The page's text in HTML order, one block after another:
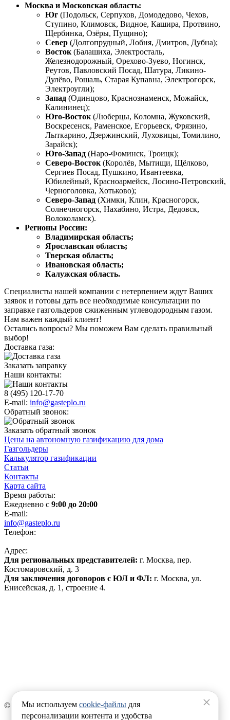
Москва и Московская область:
Юг (Подольск, Серпухов, Домодедово, Чехов,
Ступино, Климовск, Видное, Кашира, Протвино,
Щербинка, Озёры, Пущино);
Север (Долгопрудный, Лобня, Дмитров, Дубна);
Восток (Балашиха, Электросталь,
Железнодорожный, Орехово-Зуево, Ногинск,
Реутов, Павловский Посад, Шатура, Ликино-
Дулёво, Рошаль, Старая Купавна, Электрогорск,
Электроугли);
Запад (Одинцово, Краснознаменск, Можайск,
Калининец);
Юго-Восток (Люберцы, Коломна, Жуковский,
Воскресенск, Раменское, Егорьевск, Фрязино,
Лыткарино, Дзержинский, Луховицы, Томилино,
Зарайск);
Юго-Запад (Наро-Фоминск, Троицк);
Северо-Восток (Королёв, Мытищи, Щёлково,
Сергиев Посад, Пушкино, Ивантеевка,
Юбилейный, Красноармейск, Лосино-Петровский,
Черноголовка, Хотьково);
Северо-Запад (Химки, Клин, Красногорск,
Солнечногорск, Нахабино, Истра, Дедовск,
Волоколамск).
Регионы России:
Владимирская область;
Ярославская область;
Тверская область;
Ивановская область;
Калужская область.
Специалисты нашей компании с нетерпением ждут Ваших
заявок и готовы дать все необходимые консультации по
заправке газгольдеров сжиженным углеводородным газом.
Нам важен каждый клиент!
Остались вопросы? Мы поможем Вам сделать правильный
выбор!
Доставка газа:
Заказать заправку
Наши контакты:
8 (495) 120-17-70
E-mail: info@gasteplo.ru
Обратный звонок:
Заказать обратный звонок
Цены на автономную газификацию для дома
Газгольдеры
Калькулятор газификации
Статьи
Контакты
Карта сайта
Время работы:
Ежедневно с 9:00 до 20:00
E-mail:
info@gasteplo.ru
Телефон:
Адрес:
Для региональных представителей: г. Москва, пер.
Костомаровский, д. 3
Для заключения договоров с ЮЛ и ФЛ: г. Москва, ул.
Енисейская, д. 1, строение 4.
© 2008-2026 GASTEPLO.RU
×
Мы используемcookie-файлы для
персонализации контента и удобства